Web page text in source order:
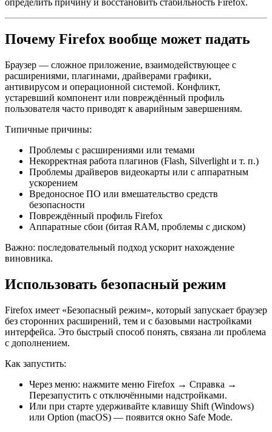
определить причину и восстановить стабильность Firefox.
Почему Firefox вообще может падать
Браузер — сложное приложение, взаимодействующее с
расширениями, плагинами, драйверами графики,
антивирусом и операционной системой. Конфликт,
устаревший компонент или повреждённый профиль
пользователя часто приводят к аварийным завершениям.
Типичные причины:
Проблемы с расширениями или темами
Некорректная работа плагинов (Flash, Silverlight и т. п.)
Проблемы драйверов видеокарты или с аппаратным
ускорением
Вредоносное ПО или вмешательство средств
безопасности
Повреждённый профиль Firefox
Аппаратные сбои (битая RAM, проблемы с диском)
Важно: последовательный подход ускорит нахождение
виновника.
Использовать безопасный режим
Firefox имеет «Безопасный режим», который запускает браузер
без сторонних расширений, тем и с базовыми настройками
интерфейса. Это быстрый способ понять, связана ли проблема
с дополнением.
Как запустить:
Через меню: нажмите меню Firefox → Справка →
Перезапустить с отключёнными надстройками.
Или при старте удерживайте клавишу Shift (Windows)
или Option (macOS) — появится окно Safe Mode.